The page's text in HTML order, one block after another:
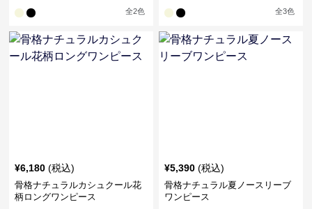
全2色 全3色
¥6,180 (税込)
骨格ナチュラルカシュクール花
柄ロングワンピース
¥5,390 (税込)
骨格ナチュラル夏ノースリーブ
ワンピース